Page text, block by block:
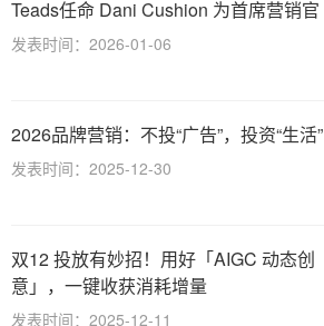
Teads任命 Dani Cushion 为首席营销官
发表时间：2026-01-06
2026品牌营销：不投“广告”，投资“生活”
发表时间：2025-12-30
双12 投放有妙招！用好「AIGC 动态创
意」，一键收获消耗增量
发表时间：2025-12-11